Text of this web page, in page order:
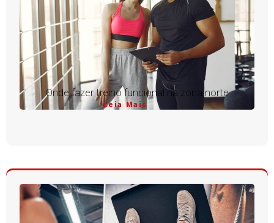
Onde fazer treino funcional na zona norte
Leia Mais